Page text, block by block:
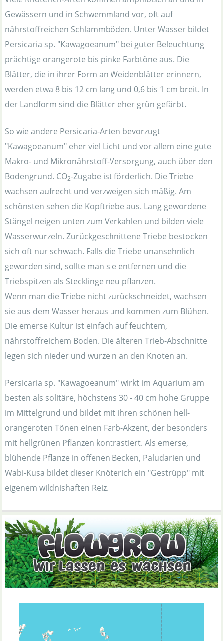
Gewässern und in Schwemmland vor, oft auf
nährstoffreichen Schlammböden. Unter Wasser bildet
Persicaria sp. "Kawagoeanum" bei guter Beleuchtung
prächtige orangerote bis pinke Farbtöne aus. Die
Blätter, die in ihrer Form an Weidenblätter erinnern,
werden etwa 8 bis 12 cm lang und 0,6 bis 1 cm breit. In
der Landform sind die Blätter eher grün gefärbt.
So wie andere Persicaria-Arten bevorzugt
"Kawagoeanum" eher viel Licht und vor allem eine gute
Makro- und Mikronährstoff-Versorgung, auch über den
Bodengrund. CO2-Zugabe ist förderlich. Die Triebe
wachsen aufrecht und verzweigen sich mäßig. Am
schönsten sehen die Kopftriebe aus. Lang gewordene
Stängel neigen unten zum Verkahlen und bilden viele
Wasserwurzeln. Zurückgeschnittene Triebe bestocken
sich oft nur schwach. Falls die Triebe unansehnlich
geworden sind, sollte man sie entfernen und die
Triebspitzen als Stecklinge neu pflanzen.
Wenn man die Triebe nicht zurückschneidet, wachsen
sie aus dem Wasser heraus und kommen zum Blühen.
Die emerse Kultur ist einfach auf feuchtem,
nährstoffreichem Boden. Die älteren Trieb-Abschnitte
legen sich nieder und wurzeln an den Knoten an.
Persicaria sp. "Kawagoeanum" wirkt im Aquarium am
besten als solitäre, höchstens 30 - 40 cm hohe Gruppe
im Mittelgrund und bildet mit ihren schönen hell-
orangeroten Tönen einen Farb-Akzent, der besonders
mit hellgrünen Pflanzen kontrastiert. Als emerse,
blühende Pflanze in offenen Becken, Paludarien und
Wabi-Kusa bildet dieser Knöterich ein "Gestrüpp" mit
eigenem wildnishaften Reiz.